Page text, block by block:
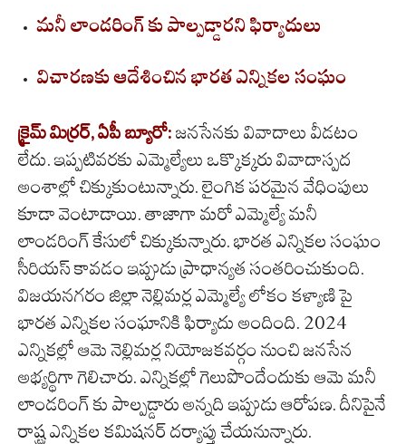
మనీ లాండరింగ్ కు పాల్పడ్డారని ఫిర్యాదులు
విచారణకు ఆదేశించిన భారత ఎన్నికల సంఘం
క్రైమ్ మిర్రర్, ఏపీ బ్యూరో: జనసేనకు వివాదాలు వీడటం
లేదు. ఇప్పటివరకు ఎమ్మెల్యేలు ఒక్కొక్కరు వివాదాస్పద
అంశాల్లో చిక్కుకుంటున్నారు. లైంగిక పరమైన వేధింపులు
కూడా వెంటాడాయి. తాజాగా మరో ఎమ్మెల్యే మనీ
లాండరింగ్ కేసులో చిక్కుకున్నారు. భారత ఎన్నికల సంఘం
సీరియస్ కావడం ఇప్పుడు ప్రాధాన్యత సంతరించుకుంది.
విజయనగరం జిల్లా నెల్లిమర్ల ఎమ్మెల్యే లోకం కళ్యాణి పై
భారత ఎన్నికల సంఘానికి ఫిర్యాదు అందింది. 2024
ఎన్నికల్లో ఆమె నెల్లిమర్ల నియోజకవర్గం నుంచి జనసేన
అభ్యర్థిగా గెలిచారు. ఎన్నికల్లో గెలుపొందేందుకు ఆమె మనీ
లాండరింగ్ కు పాల్పడ్డారు అన్నది ఇప్పుడు ఆరోపణ. దీనిపైనే
రాష్ట్ర ఎన్నికల కమిషనర్ దర్యాప్తు చేయనున్నారు.